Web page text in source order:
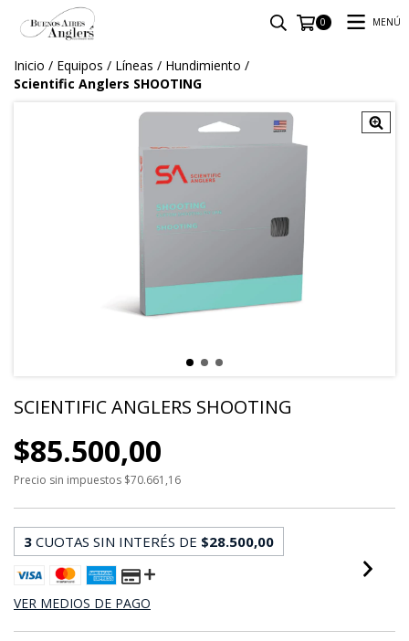
0 MENÚ
Inicio / Equipos / Líneas / Hundimiento /
Scientific Anglers SHOOTING
SCIENTIFIC ANGLERS SHOOTING
$85.500,00
Precio sin impuestos $70.661,16
3 CUOTAS SIN INTERÉS DE $28.500,00
VER MEDIOS DE PAGO